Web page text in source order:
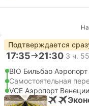
Подтверждается
17:35 21:30 3 ч.
BIO Бильбао Аэропорт
Самостоятельная
VCE Аэропорт Венеции